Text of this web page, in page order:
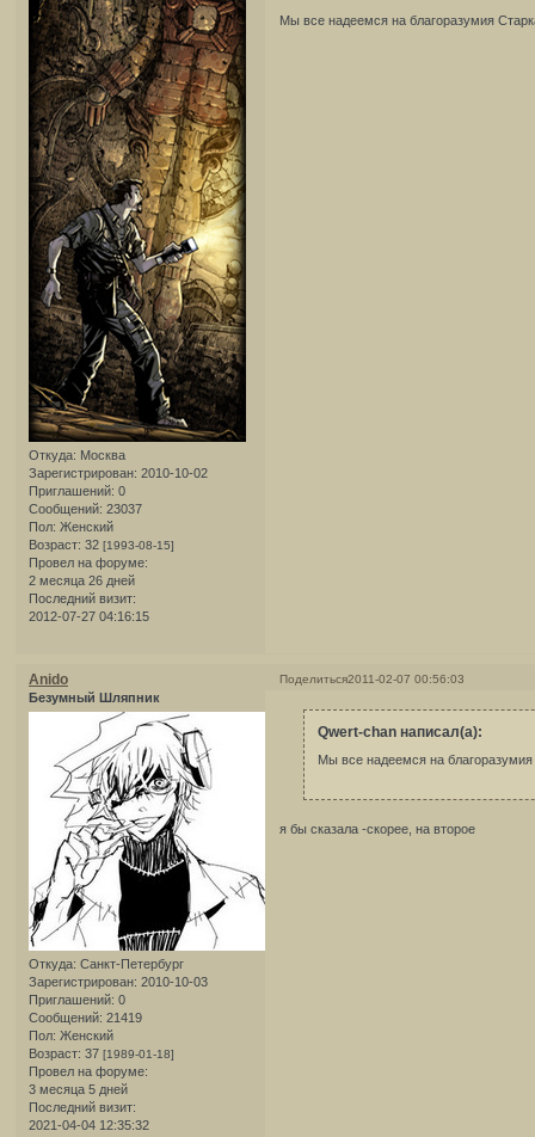
Откуда: Москва
Зарегистрирован: 2010-10-02
Приглашений: 0
Сообщений: 23037
Пол: Женский
Возраст: 32 [1993-08-15]
Провел на форуме:
2 месяца 26 дней
Последний визит:
2012-07-27 04:16:15
Мы все надеемся на благоразумия
Поделиться2011-02-07 00:56:03
Anido
Безумный Шляпник
Откуда: Санкт-Петербург
Зарегистрирован: 2010-10-03
Приглашений: 0
Сообщений: 21419
Пол: Женский
Возраст: 37 [1989-01-18]
Провел на форуме:
3 месяца 5 дней
Последний визит:
2021-04-04 12:35:32
Qwert-chan написал(а):
Мы все надеемся на
я бы сказала -скорее, на второе